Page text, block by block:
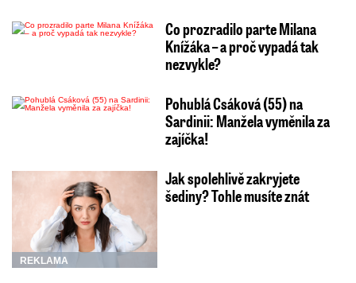
Co prozradilo parte Milana
Knížáka – a proč vypadá tak
nezvykle?
Pohublá Csáková (55) na
Sardinii: Manžela vyměnila za
zajíčka!
REKLAMA
Jak spolehlivě zakryjete
šediny? Tohle musíte znát